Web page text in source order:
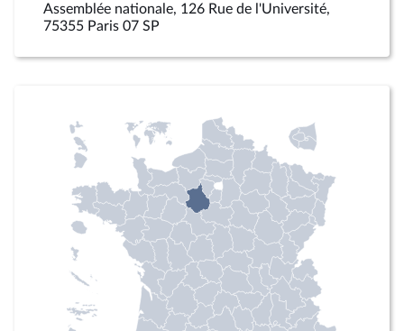
Assemblée nationale, 126 Rue de l'Université,
75355 Paris 07 SP